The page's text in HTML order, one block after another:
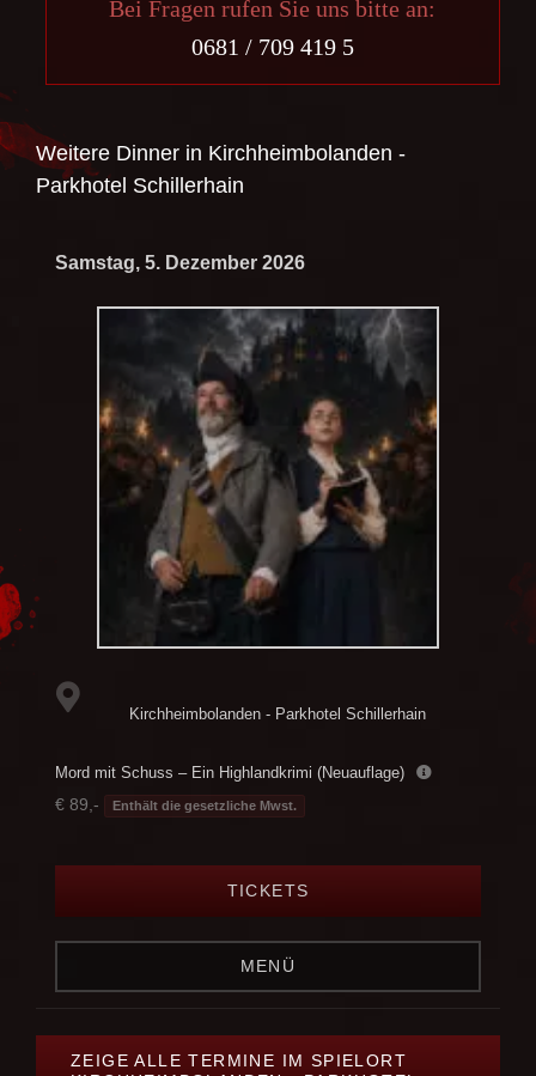
Bei Fragen rufen Sie uns bitte an:
0681 / 709 419 5
Weitere Dinner in Kirchheimbolanden -
Parkhotel Schillerhain
Samstag, 5. Dezember 2026
Kirchheimbolanden - Parkhotel Schillerhain
Mord mit Schuss – Ein Highlandkrimi (Neuauflage)
€ 89,- Enthält die gesetzliche Mwst.
TICKETS
MENÜ
ZEIGE ALLE TERMINE IM SPIELORT